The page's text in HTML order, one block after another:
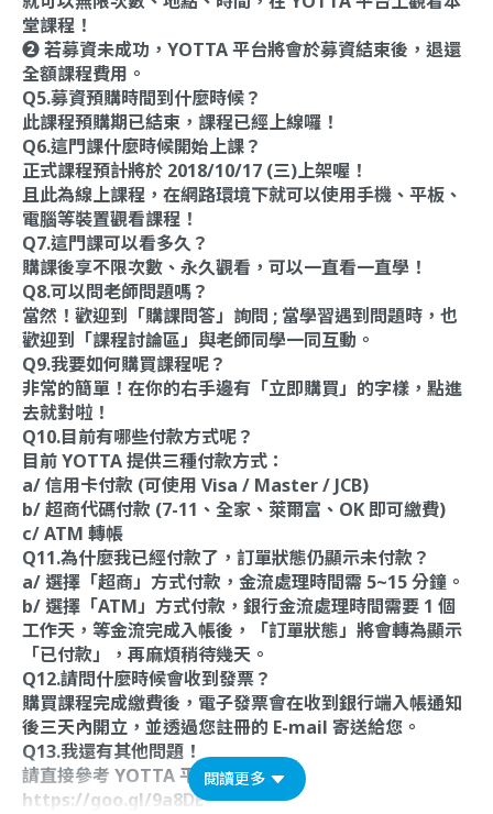
堂課程！
❷ 若募資未成功，YOTTA 平台將會於募資結束後，退還
全額課程費用。
Q5.募資預購時間到什麼時候？
此課程預購期已結束，課程已經上線囉！
Q6.這門課什麼時候開始上課？
正式課程預計將於 2018/10/17 (三)上架喔！
且此為線上課程，在網路環境下就可以使用手機、平板、
電腦等裝置觀看課程！
Q7.這門課可以看多久？
購課後享不限次數、永久觀看，可以一直看一直學！
Q8.可以問老師問題嗎？
當然！歡迎到「購課問答」詢問 ; 當學習遇到問題時，也
歡迎到「課程討論區」與老師同學一同互動。
Q9.我要如何購買課程呢？
非常的簡單！在你的右手邊有「立即購買」的字樣，點進
去就對啦！
Q10.目前有哪些付款方式呢？
目前 YOTTA 提供三種付款方式：
a/ 信用卡付款 (可使用 Visa / Master / JCB)
b/ 超商代碼付款 (7-11、全家、萊爾富、OK 即可繳費)
c/ ATM 轉帳
Q11.為什麼我已經付款了，訂單狀態仍顯示未付款？
a/ 選擇「超商」方式付款，金流處理時間需 5~15 分鐘。
b/ 選擇「ATM」方式付款，銀行金流處理時間需要 1 個
工作天，等金流完成入帳後，「訂單狀態」將會轉為顯示
「已付款」，再麻煩稍待幾天。
Q12.請問什麼時候會收到發票？
購買課程完成繳費後，電子發票會在收到銀行端入帳通知
後三天內開立，並透過您註冊的 E-mail 寄送給您。
Q13.我還有其他問題！
請直接參考 YOTTA 平台操作說明：
https://goo.gl/9a8DE
閱讀更多